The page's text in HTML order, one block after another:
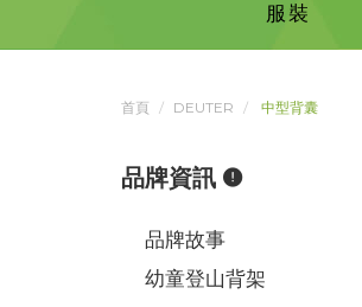
服裝
首頁 DEUTER 中型背囊
品牌資訊
品牌故事
幼童登山背架